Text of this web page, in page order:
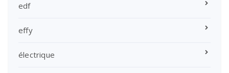
edf
effy
électrique